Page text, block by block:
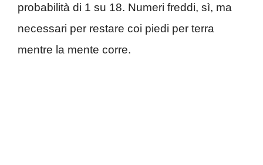
probabilità di 1 su 18. Numeri freddi, sì, ma
necessari per restare coi piedi per terra
mentre la mente corre.